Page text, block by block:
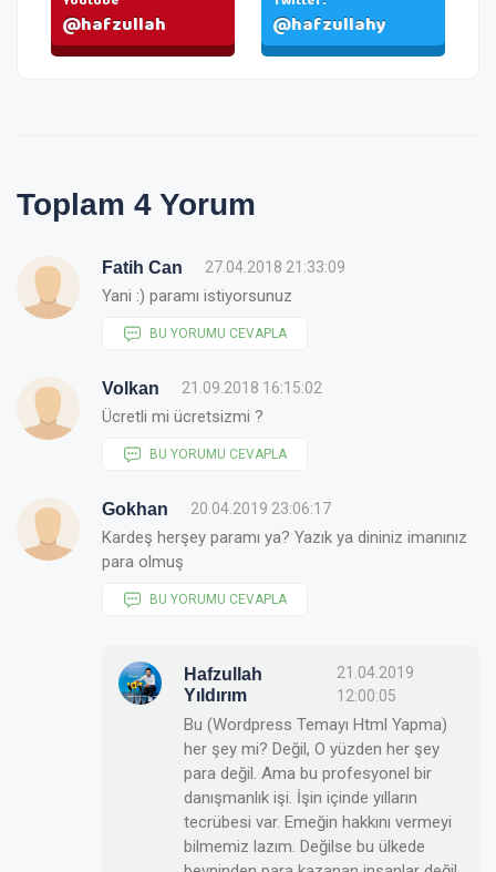
@hafzullah @hafzullahy
Toplam 4 Yorum
Fatih Can 27.04.2018 21:33:09
Yani :) paramı istiyorsunuz
BU YORUMU CEVAPLA
Volkan 21.09.2018 16:15:02
Ücretli mi ücretsizmi ?
BU YORUMU CEVAPLA
Gokhan 20.04.2019 23:06:17
Kardeş herşey paramı ya? Yazık ya dininiz imanınız
para olmuş
BU YORUMU CEVAPLA
Hafzullah
Yıldırım
21.04.2019
12:00:05
Bu (Wordpress Temayı Html Yapma)
her şey mi? Değil, O yüzden her şey
para değil. Ama bu profesyonel bir
danışmanlık işi. İşin içinde yılların
tecrübesi var. Emeğin hakkını vermeyi
bilmemiz lazım. Değilse bu ülkede